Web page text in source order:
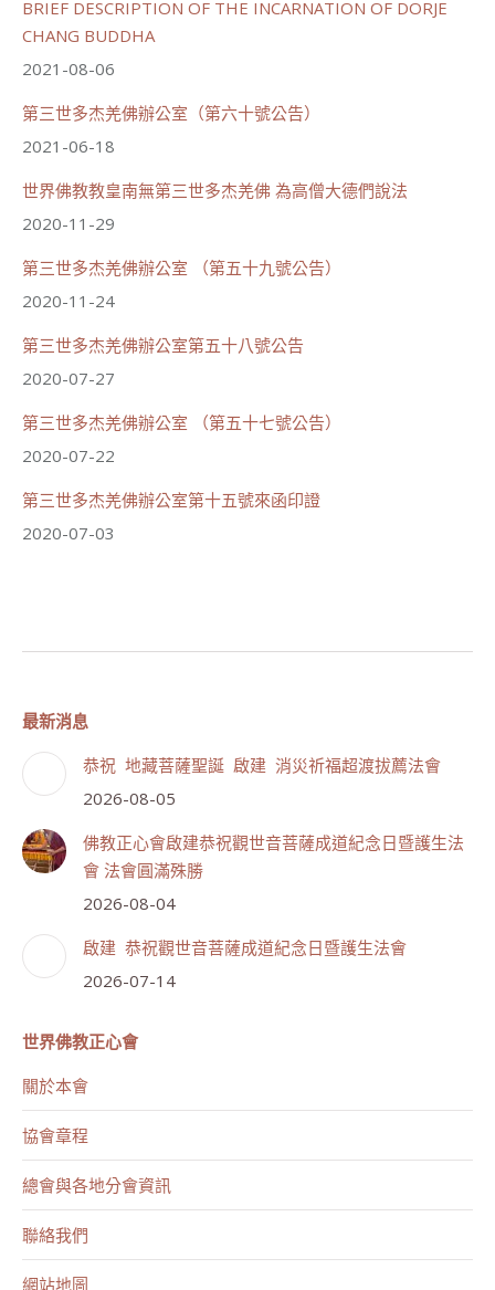
分享
July 19, 2026, 1:38 AM
週日（7/19）將於世界佛教正心會金龜山三寶殿...
56 26 則留言
分享
BRIEF DESCRIPTION OF THE INCARNATION OF DORJE
CHANG BUDDHA
2021-08-06
第三世多杰羌佛辦公室（第六十號公告）
2021-06-18
世界佛教教皇南無第三世多杰羌佛 為高僧大德們說法
2020-11-29
第三世多杰羌佛辦公室 （第五十九號公告）
2020-11-24
第三世多杰羌佛辦公室第五十八號公告
2020-07-27
第三世多杰羌佛辦公室 （第五十七號公告）
2020-07-22
第三世多杰羌佛辦公室第十五號來函印證
2020-07-03
最新消息
恭祝 地藏菩薩聖誕 啟建 消災祈福超渡拔薦法會
2026-08-05
佛教正心會啟建恭祝觀世音菩薩成道紀念日暨護生法
會 法會圓滿殊勝
2026-08-04
啟建 恭祝觀世音菩薩成道紀念日暨護生法會
2026-07-14
世界佛教正心會
關於本會
協會章程
總會與各地分會資訊
聯絡我們
網站地圖